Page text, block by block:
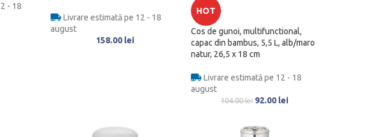
- 18
Livrare estimată pe 12 - 18
august
158.00 lei
HOT
Cos de gunoi, multifunctional,
capac din bambus, 5,5 L, alb/maro
natur, 26,5 x 18 cm
Livrare estimată pe 12 - 18
august
104.00lei 92.00 lei